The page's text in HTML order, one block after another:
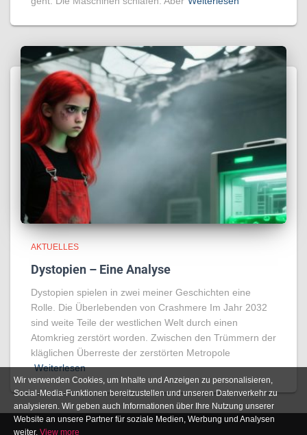
AKTUELLES
Dystopien – Eine Analyse
Dystopien spielen in zwei meiner Geschichten eine
Rolle. Die Überlebenden von Crashmere Im Jahr 2032
sind weite Teile der westlichen Welt durch einen
Atomkrieg zerstört worden. Zwischen den Trümmern der
kläglichen Überreste der zerstörten Metropole
Weiterlesen
Wir verwenden Cookies, um Inhalte und Anzeigen zu personalisieren,
Social-Media-Funktionen bereitzustellen und unseren Datenverkehr zu
analysieren. Wir geben auch Informationen über Ihre Nutzung unserer
Website an unsere Partner für soziale Medien, Werbung und Analysen
weiter. View more